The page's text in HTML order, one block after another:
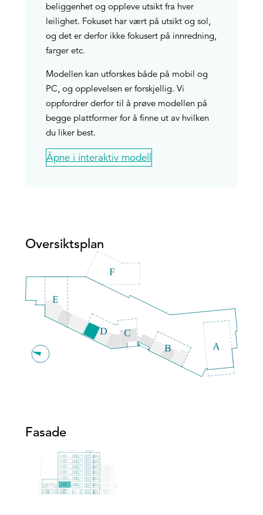
beliggenhet og oppleve utsikt fra hver
leilighet. Fokuset har vært på utsikt og sol,
og det er derfor ikke fokusert på innredning,
farger etc.
Modellen kan utforskes både på mobil og
PC, og opplevelsen er forskjellig. Vi
oppfordrer derfor til å prøve modellen på
begge plattformer for å finne ut av hvilken
du liker best.
Åpne i interaktiv modell
Oversiktsplan
Fasade